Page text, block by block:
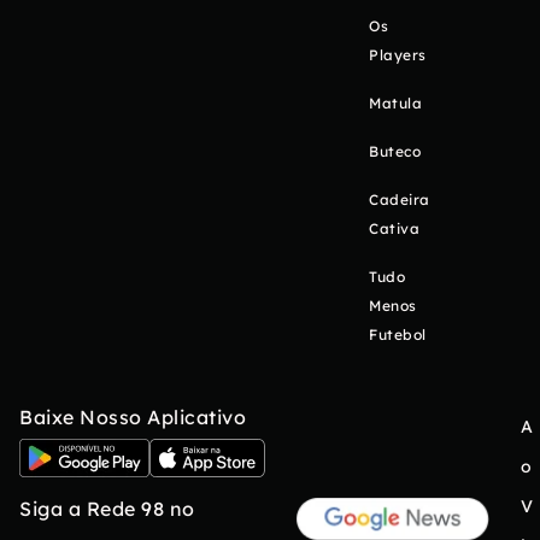
Os
Players
Matula
Buteco
Cadeira
Cativa
Tudo
Menos
Futebol
Baixe Nosso Aplicativo
Siga a Rede 98 no
A
o
V